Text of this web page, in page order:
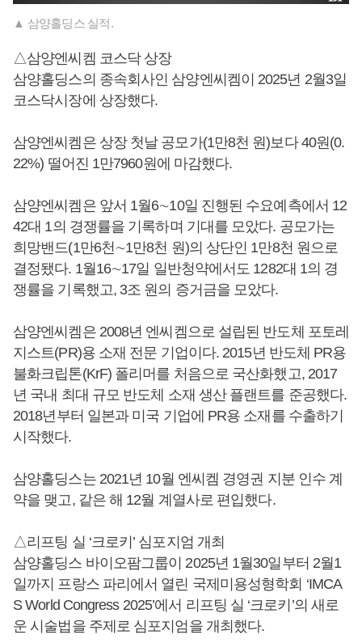
▲ 삼양홀딩스 실적.
△삼양엔씨켐 코스닥 상장
삼양홀딩스의 종속회사인 삼양엔씨켐이 2025년 2월3일
코스닥시장에 상장했다.
삼양엔씨켐은 상장 첫날 공모가(1만8천 원)보다 40원(0.
22%) 떨어진 1만7960원에 마감했다.
삼양엔씨켐은 앞서 1월6∼10일 진행된 수요예측에서 12
42대 1의 경쟁률을 기록하며 기대를 모았다. 공모가는
희망밴드(1만6천∼1만8천 원)의 상단인 1만8천 원으로
결정됐다. 1월16∼17일 일반청약에서도 1282대 1의 경
쟁률을 기록했고, 3조 원의 증거금을 모았다.
삼양엔씨켐은 2008년 엔씨켐으로 설립된 반도체 포토레
지스트(PR)용 소재 전문 기업이다. 2015년 반도체 PR용
불화크립톤(KrF) 폴리머를 처음으로 국산화했고, 2017
년 국내 최대 규모 반도체 소재 생산 플랜트를 준공했다.
2018년부터 일본과 미국 기업에 PR용 소재를 수출하기
시작했다.
삼양홀딩스는 2021년 10월 엔씨켐 경영권 지분 인수 계
약을 맺고, 같은 해 12월 계열사로 편입했다.
△리프팅 실 ‘크로키’ 심포지엄 개최
삼양홀딩스 바이오팜그룹이 2025년 1월30일부터 2월1
일까지 프랑스 파리에서 열린 국제미용성형학회 ‘IMCA
S World Congress 2025’에서 리프팅 실 ‘크로키’의 새로
운 시술법을 주제로 심포지엄을 개최했다.